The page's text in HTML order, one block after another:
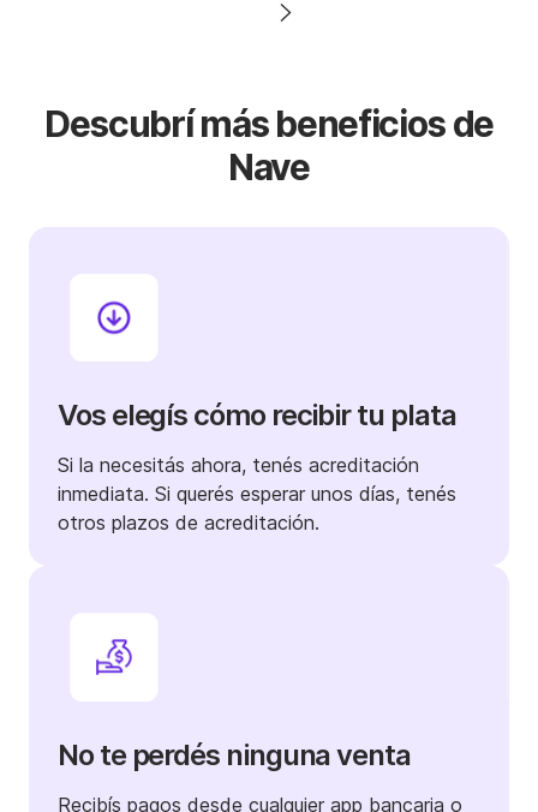
Descubrí más beneficios d e
Nave
Vos elegís cómo recibir tu plata
Si la necesitás ahora, tenés acreditación
inmediata. Si querés esperar unos días, tenés
otros plazos de acreditación.
No te perdés ninguna venta
Recibís pagos desde cualquier app bancaria o